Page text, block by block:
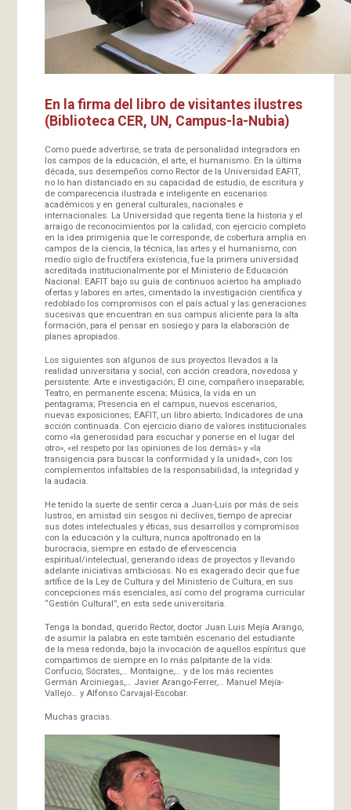
En la firma del libro de visitantes ilustres
(Biblioteca CER, UN, Campus-la-Nubia)
Como puede advertirse, se trata de personalidad integradora en
los campos de la educación, el arte, el humanismo. En la última
década, sus desempeños como Rector de la Universidad EAFIT,
no lo han distanciado en su capacidad de estudio, de escritura y
de comparecencia ilustrada e inteligente en escenarios
académicos y en general culturales, nacionales e
internacionales. La Universidad que regenta tiene la historia y el
arraigo de reconocimientos por la calidad, con ejercicio completo
en la idea primigenia que le corresponde, de cobertura amplia en
campos de la ciencia, la técnica, las artes y el humanismo, con
medio siglo de fructífera existencia, fue la primera universidad
acreditada institucionalmente por el Ministerio de Educación
Nacional. EAFIT bajo su guía de continuos aciertos ha ampliado
ofertas y labores en artes, cimentado la investigación científica y
redoblado los compromisos con el país actual y las generaciones
sucesivas que encuentran en sus campus aliciente para la alta
formación, para el pensar en sosiego y para la elaboración de
planes apropiados.
Los siguientes son algunos de sus proyectos llevados a la
realidad universitaria y social, con acción creadora, novedosa y
persistente: Arte e investigación; El cine, compañero inseparable;
Teatro, en permanente escena; Música, la vida en un
pentagrama; Presencia en el campus, nuevos escenarios,
nuevas exposiciones; EAFIT, un libro abierto; Indicadores de una
acción continuada. Con ejercicio diario de valores institucionales
como «la generosidad para escuchar y ponerse en el lugar del
otro», «el respeto por las opiniones de los demás» y «la
transigencia para buscar la conformidad y la unidad», con los
complementos infaltables de la responsabilidad, la integridad y
la audacia.
He tenido la suerte de sentir cerca a Juan-Luis por más de seis
lustros, en amistad sin sesgos ni declives, tiempo de apreciar
sus dotes intelectuales y éticas, sus desarrollos y compromisos
con la educación y la cultura, nunca apoltronado en la
burocracia, siempre en estado de efervescencia
espiritual/intelectual, generando ideas de proyectos y llevando
adelante iniciativas ambiciosas. No es exagerado decir que fue
artífice de la Ley de Cultura y del Ministerio de Cultura, en sus
concepciones más esenciales, así como del programa curricular
“Gestión Cultural”, en esta sede universitaria.
Tenga la bondad, querido Rector, doctor Juan Luis Mejía Arango,
de asumir la palabra en este también escenario del estudiante
de la mesa redonda, bajo la invocación de aquellos espíritus que
compartimos de siempre en lo más palpitante de la vida:
Confucio, Sócrates,… Montaigne,… y de los más recientes
Germán Arciniegas,… Javier Arango-Ferrer,… Manuel Mejía-
Vallejo… y Alfonso Carvajal-Escobar.
Muchas gracias.